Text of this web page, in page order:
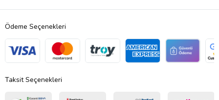
Ödeme Seçenekleri
Taksit Seçenekleri